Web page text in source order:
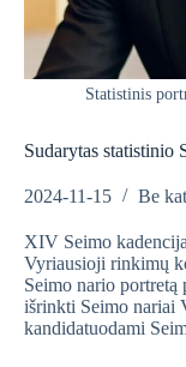
Statistinis
Sudarytas statistinio
2024-11-15 Be
XIV Seimo
Vyriausioji rinkimų
Seimo nario portretą
išrinkti Seimo nariai
kandidatuodami